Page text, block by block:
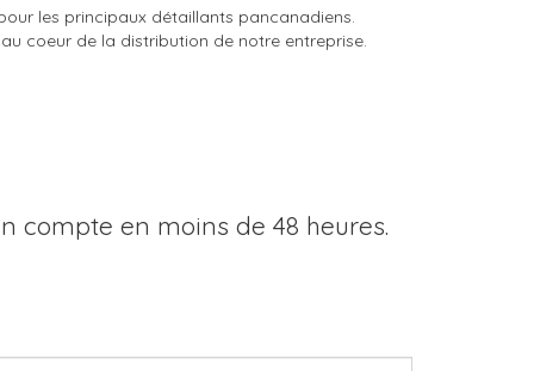
les principaux détaillants pancanadiens.
coeur de la distribution de notre entreprise.
compte en moins de 48 heures.